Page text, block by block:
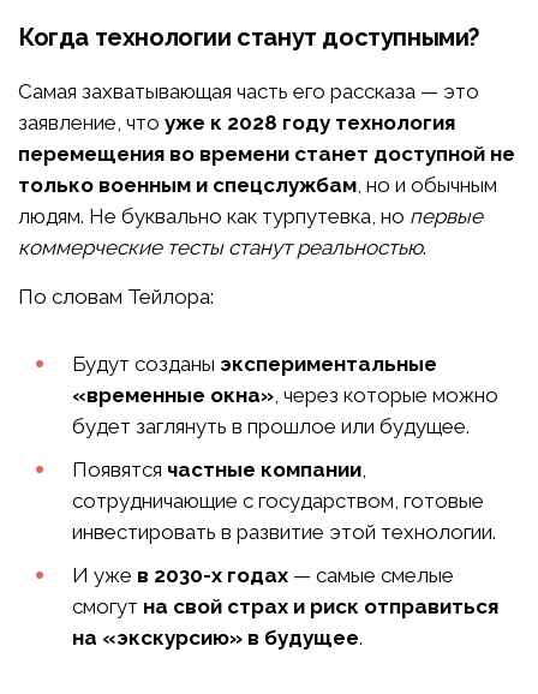
Когда технологии станут доступными?
Самая захватывающая часть его рассказа — это
заявление, что уже к 2028 году технология
перемещения во времени станет доступной не
только военным и спецслужбам , но и обычным
людям. Не буквально как турпутевка, но первые
коммерческие тесты станут реальностью.
По словам Тейлора:
Будут созданы экспериментальные
«временные окна» , через которые можно
будет заглянуть в прошлое или будущее.
Появятся частные компании
сотрудничающие с государством, готовые
инвестировать в развитие этой технологии.
И уже в 2030-х годах — самые смелые
смогут на свой страх и риск отправиться
на «экскурсию» в будущее.